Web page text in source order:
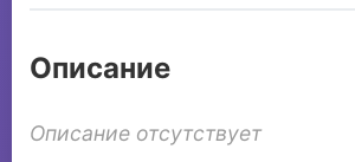
Описание
Описание отсутствует